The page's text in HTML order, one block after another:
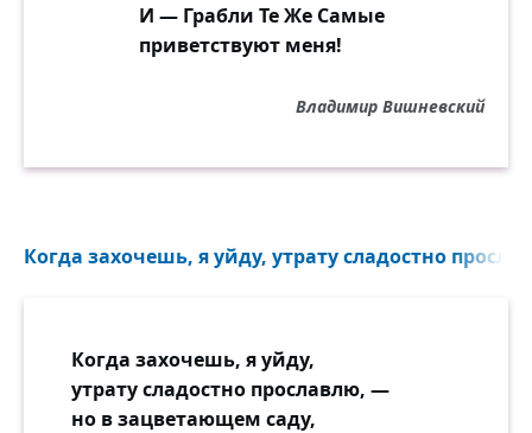
И — Грабли Те Же Самые
приветствуют меня!
Владимир Вишневский
Когда захочешь, я уйду, утрату сладостно
Когда захочешь, я уйду,
утрату сладостно прославлю, —
но в зацветающем саду,